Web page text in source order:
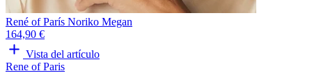
René of París Noriko Megan
164,90 €
Vista del artículo
Rene of Paris